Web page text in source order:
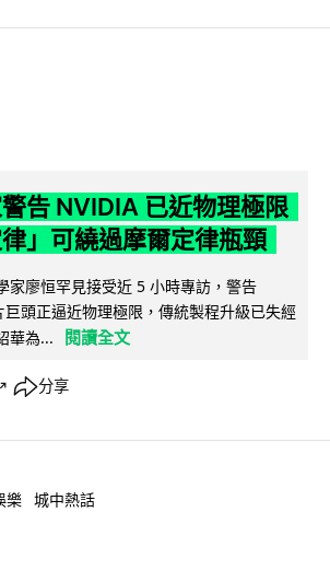
告 NVIDIA 已近物理極限
」可繞過摩爾定律瓶頸
家廖恒罕見接受近 5 小時專訪，警告
頭正逼近物理極限，傳統製程升級已失經
華為...
閱讀全文
↗ 分享
樂 城中熱話